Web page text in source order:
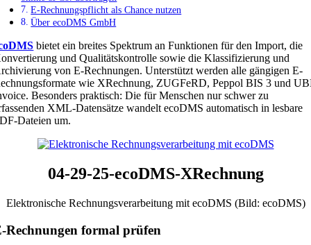
E-Rechnungspflicht als Chance nutzen
Über ecoDMS GmbH
bietet ein breites Spektrum an Funktionen für den Import, die
und Qualitätskontrolle sowie die Klassifizierung und
von E-Rechnungen. Unterstützt werden alle gängigen E-
wie XRechnung, ZUGFeRD, Peppol BIS 3 und
Besonders praktisch: Die für Menschen nur schwer zu
XML-Datensätze wandelt ecoDMS automatisch in lesbare
Dateien um.
04-29-25-ecoDMS-XRechnung
Elektronische Rechnungsverarbeitung mit ecoDMS (Bild: ecoDMS)
Rechnungen formal prüfen